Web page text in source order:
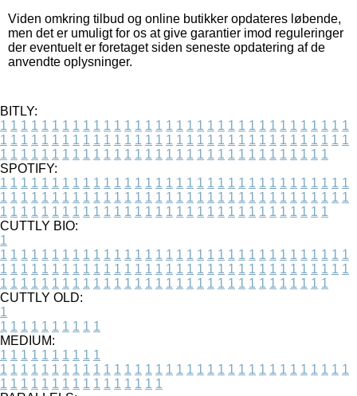
Viden omkring tilbud og online butikker opdateres løbende,
men det er umuligt for os at give garantier imod reguleringer
der eventuelt er foretaget siden seneste opdatering af de
anvendte oplysninger.
BITLY:
1 1 1 1 1 1 1 1 1 1 1 1 1 1 1 1 1 1 1 1 1 1 1 1 1 1 1 1 1 1 1 1 1 1
1 1 1 1 1 1 1 1 1 1 1 1 1 1 1 1 1 1 1 1 1 1 1 1 1 1 1 1 1 1 1 1 1 1
1 1 1 1 1 1 1 1 1 1 1 1 1 1 1 1 1 1 1 1 1 1 1 1 1 1 1 1 1 1 1 1
SPOTIFY:
1 1 1 1 1 1 1 1 1 1 1 1 1 1 1 1 1 1 1 1 1 1 1 1 1 1 1 1 1 1 1 1 1 1
1 1 1 1 1 1 1 1 1 1 1 1 1 1 1 1 1 1 1 1 1 1 1 1 1 1 1 1 1 1 1 1 1 1
1 1 1 1 1 1 1 1 1 1 1 1 1 1 1 1 1 1 1 1 1 1 1 1 1 1 1 1 1 1 1 1
CUTTLY BIO:
1
1 1 1 1 1 1 1 1 1 1 1 1 1 1 1 1 1 1 1 1 1 1 1 1 1 1 1 1 1 1 1 1 1 1
1 1 1 1 1 1 1 1 1 1 1 1 1 1 1 1 1 1 1 1 1 1 1 1 1 1 1 1 1 1 1 1 1 1
1 1 1 1 1 1 1 1 1 1 1 1 1 1 1 1 1 1 1 1 1 1 1 1 1 1 1 1 1 1 1 1
CUTTLY OLD:
1
1 1 1 1 1 1 1 1 1 1
MEDIUM:
1 1 1 1 1 1 1 1 1 1
1 1 1 1 1 1 1 1 1 1 1 1 1 1 1 1 1 1 1 1 1 1 1 1 1 1 1 1 1 1 1 1 1 1
1 1 1 1 1 1 1 1 1 1 1 1 1 1 1 1